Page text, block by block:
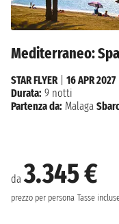
Mediterraneo:
da3.345 €
prezzo per persona Tasse
STAR FLYER| 16 APR 2027
Durata: 9 notti
Partenza da: Malaga